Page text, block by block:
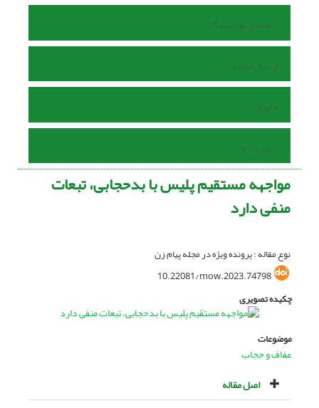
راهنمای نویسندگان
ارسال مقاله
داوران
تماس با ما
مواجهه مستقیم پلیس با بدحجابی، تبعات
منفی دارد
نوع مقاله : پرونده ویژه در مجله پیام زن
10.22081/mow.2023.74798
چکیده تصویری
موضوعات
عفاف و حجاب
اصل مقاله